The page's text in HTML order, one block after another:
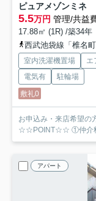
ピュアメゾンミネ
5.5万円 管理/共益
17.88㎡ (1R) /築34年
西武池袋線「椎名
室内洗濯機置場 エ
電気有
駐輪場
敷礼0
お申込み・来店希望の
☆☆POINT☆☆ ①仲介
アパート